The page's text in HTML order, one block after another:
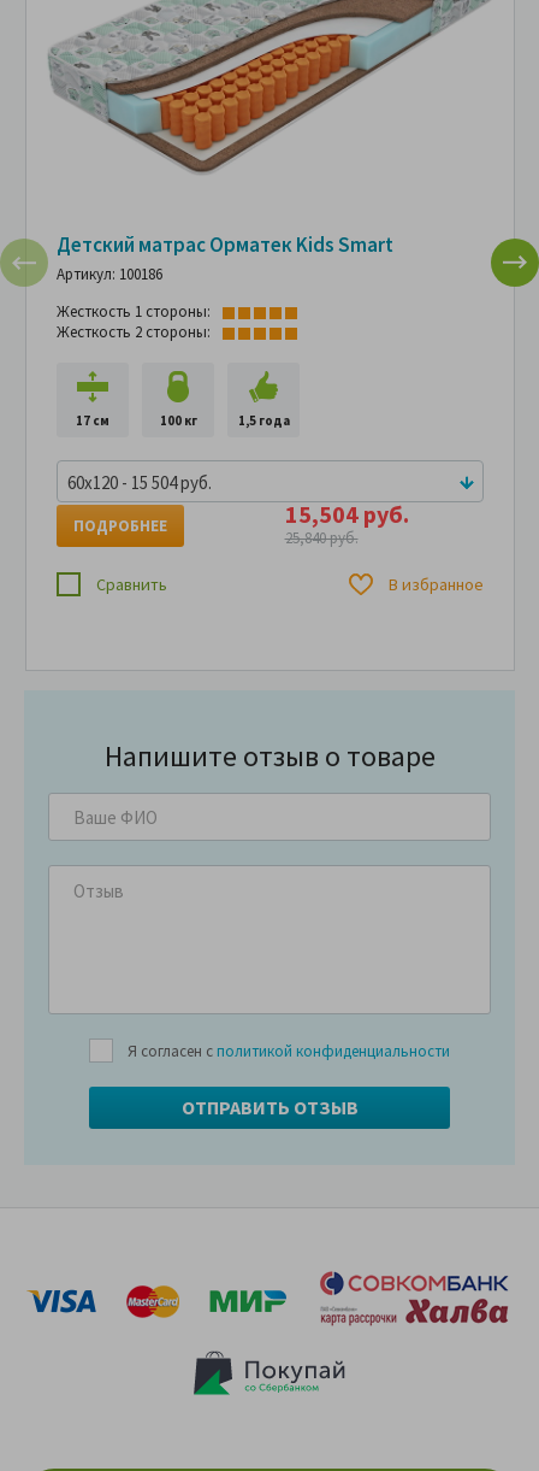
Детский матрас Орматек Kids Smart
Артикул: 100186
Жесткость 1 стороны:
Жесткость 2 стороны:
17 см 100 кг 1,5 года
60x120 - 15 504 руб.
15,504 руб.
25,840 руб.
ПОДРОБНЕЕ
Сравнить В избранное
Напишите отзыв о товаре
Я согласен с политикой конфиденциальности